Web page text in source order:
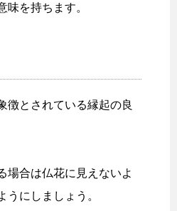
味を持ちます。
徴とされている縁起の良
場合は仏花に見えないよ
うにしましょう。